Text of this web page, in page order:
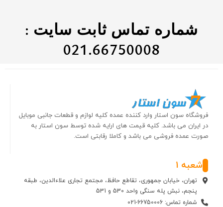
شماره تماس ثابت سایت :
021.66750008
فروشگاه سون استار وارد کننده عمده کلیه لوازم و قطعات جانبی موبایل
در ایران می باشد. کلیه قیمت های ارایه شده توسط سون استار به
صورت عمده فروشی می باشد و کاملا رقابتی است.
شعبه 1
تهران، خیابان جمهوری، تقاطع حافظ، مجتمع تجاری علاءالدین، طبقه
پنجم، نبش پله سنگی واحد 530 و 531
شماره تماس: 66750006-021